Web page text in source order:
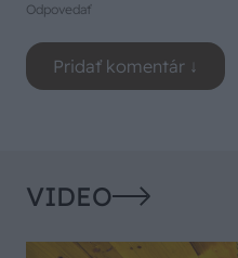
Odpovedať
VIDEO